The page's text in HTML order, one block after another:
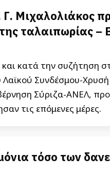
Μιχαλολιάκος
της ταλαιπωρίας
κατά την συζήτηση
Συνδέσμου-
Σύριζα-ΑΝΕΛ,
τις επόμενες μέρες.
τόσο των